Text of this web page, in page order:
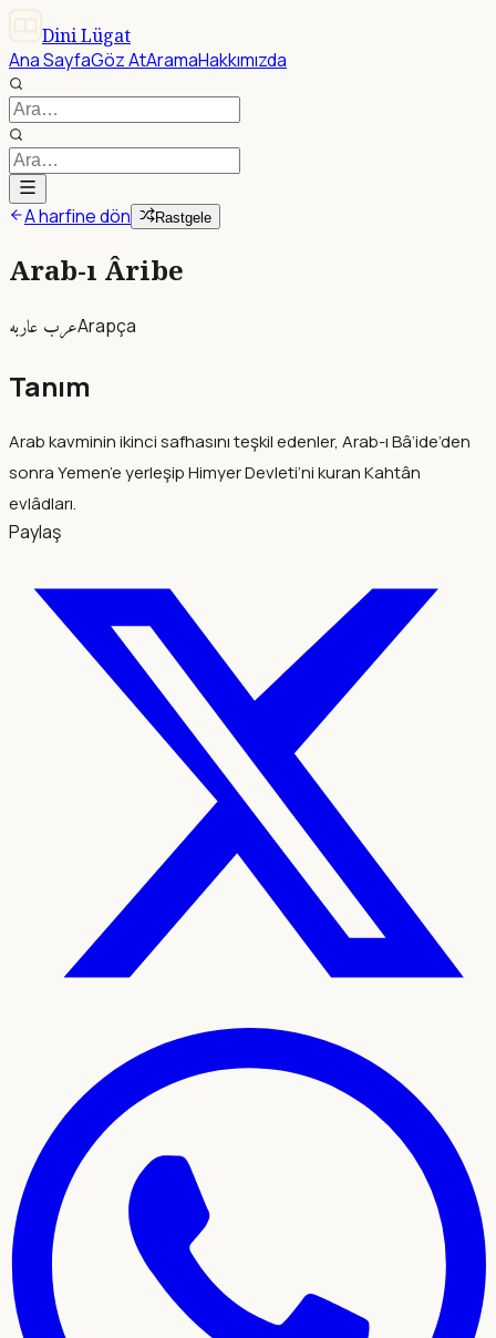
Dini Lügat
Ana SayfaGöz AtAramaHakkımızda
A harfine dön Rastgele
Arab-ı Âribe
عرب عاربهArapça
Tanım
Arab kavminin ikinci safhasını teşkil edenler, Arab-ı Bâ‘ide’den
sonra Yemen’e yerleşip Himyer Devleti’ni kuran Kahtân
evlâdları.
Paylaş